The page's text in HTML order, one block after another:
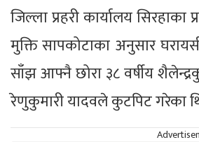
जिल्ला प्रहरी कार्यालय सिरहाका
मुक्ति सापकोटाका अनुसार
साँझ आफ्नै छोरा ३८ वर्षीय
रेणुकुमारी यादवले कुटपिट गरेका